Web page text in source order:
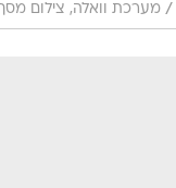
/ מערכת וואלה, צילום מסך